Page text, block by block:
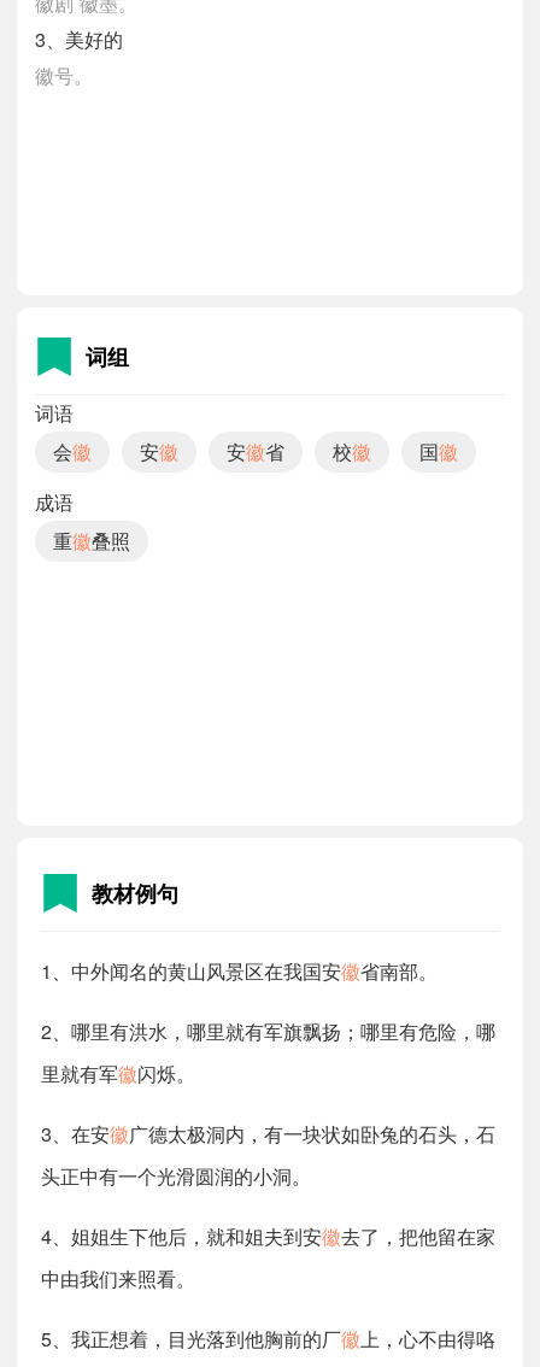
3、美好的
徽号。
词组
词语
会徽 安徽 安徽省 校徽 国徽
成语
重徽叠照
教材例句
1、中外闻名的黄山风景区在我国安徽省南部。
2、哪里有洪水，哪里就有军旗飘扬；哪里有危险，哪
里就有军徽闪烁。
3、在安徽广德太极洞内，有一块状如卧兔的石头，石
头正中有一个光滑圆润的小洞。
4、姐姐生下他后，就和姐夫到安徽去了，把他留在家
中由我们来照看。
5、我正想着，目光落到他胸前的厂徽上，心不由得咯